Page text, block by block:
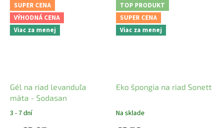
SUPER CENA
VÝHODNÁ CENA
Viac za menej
Gél na riad levanduľa
mäta - Sodasan
3 - 7 dní
TOP PRODUKT
SUPER CENA
Viac za menej
Eko špongia na riad Sonett
Na sklade